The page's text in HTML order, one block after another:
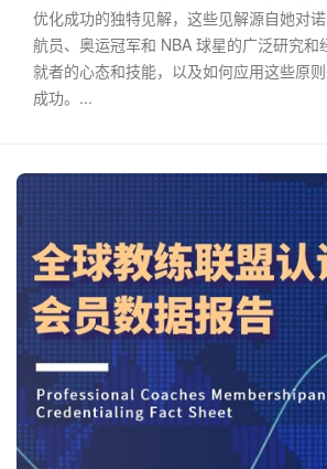
优化成功的独特见解，这些见解源自她对
航员、奥运冠军和 NBA 球星的广泛研究和
就者的心态和技能，以及如何应用这些原
成功。...